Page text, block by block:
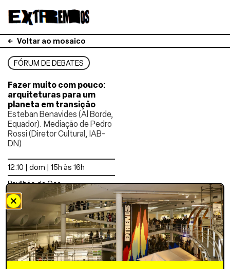
Voltar ao mosaico
FÓRUM DE DEBATES
Fazer muito com pouco:
arquiteturas para um
planeta em transição
Esteban Benavides (Al Borde,
Equador). Mediação de Pedro
Rossi (Diretor Cultural, IAB-
DN)
12.10 | dom | 15h às 16h
Pavilhão da Oca